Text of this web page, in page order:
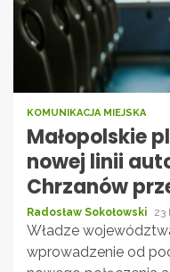
KOMUNIKACJA MIEJSKA
Małopolskie
nowej linii
Chrzanów
Radosław Sokołowski 23
Władze
wprowadzenie od